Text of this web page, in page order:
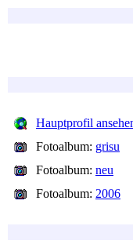
Hauptprofil
Fotoalbum: grisu
Fotoalbum: neu
Fotoalbum: 2006